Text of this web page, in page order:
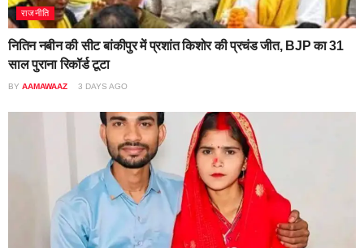
राजनीति
नितिन नबीन की सीट बांकीपुर में प्रशांत किशोर की प्रचंड जीत, BJP का 31
साल पुराना रिकॉर्ड टूटा
BY AAMAWAAZ 3 DAYS AGO